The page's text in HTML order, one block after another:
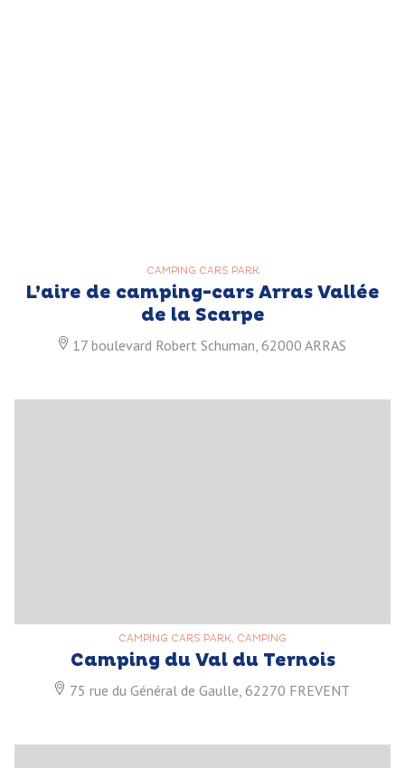
CAMPING CARS PARK
L’aire de camping-cars Arras Vallée
de la Scarpe
17 boulevard Robert Schuman, 62000 ARRAS
CAMPING CARS PARK, CAMPING
Camping du Val du Ternois
75 rue du Général de Gaulle, 62270 FREVENT